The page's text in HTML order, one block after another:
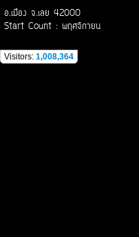
อ.เมือง จ.เลย 42000
Start Count : พฤศจิกายน
Visitors: 1,008,364